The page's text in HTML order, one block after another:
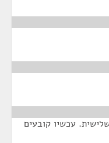
עכשיו קובעים